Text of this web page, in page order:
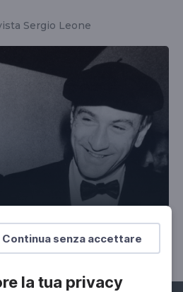
Continua senza accettare
la tua privacy
Sergio Leone
1984